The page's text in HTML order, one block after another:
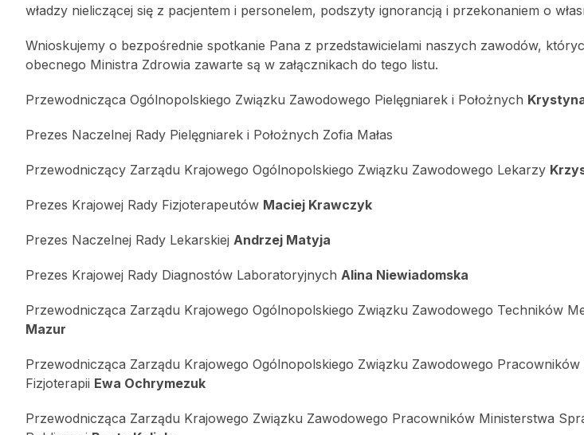
władzy nieliczącej się z pacjentem i personelem, podszyty ignorancją i przekonaniem o
Wnioskujemy o bezpośrednie spotkanie Pana z przedstawicielami naszych zawodów,
obecnego Ministra Zdrowia zawarte są w załącznikach do tego listu.
Przewodnicząca Ogólnopolskiego Związku Zawodowego Pielęgniarek i Położnych
Prezes Naczelnej Rady Pielęgniarek i Położnych Zofia Małas
Przewodniczący Zarządu Krajowego Ogólnopolskiego Związku Zawodowego Lekarzy
Prezes Krajowej Rady Fizjoterapeutów Maciej Krawczyk
Prezes Naczelnej Rady Lekarskiej Andrzej Matyja
Prezes Krajowej Rady Diagnostów Laboratoryjnych Alina Niewiadomska
Przewodnicząca Zarządu Krajowego Ogólnopolskiego Związku Zawodowego Techników
Mazur
Przewodnicząca Zarządu Krajowego Ogólnopolskiego Związku Zawodowego Pracowników
Fizjoterapii Ewa Ochrymezuk
Przewodnicząca Zarządu Krajowego Związku Zawodowego Pracowników Ministerstwa